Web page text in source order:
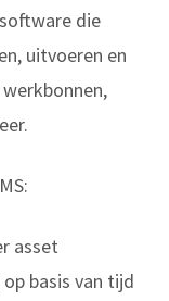
die
uitvoeren en
asset
basis van tijd